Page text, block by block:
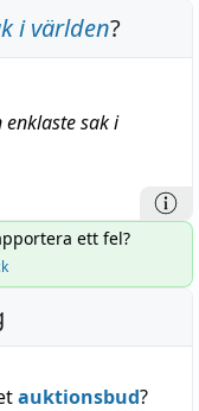
i världen?
sak i
ett fel?
auktionsbud?